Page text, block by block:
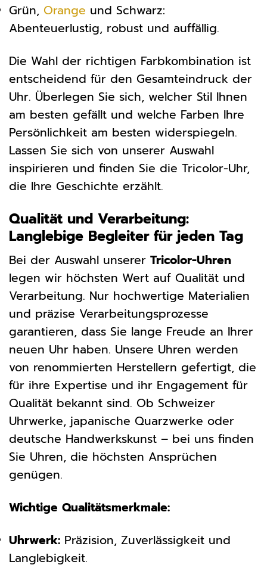
Grün, Orange und Schwarz:
Abenteuerlustig, robust und auffällig.
Die Wahl der richtigen Farbkombination ist
entscheidend für den Gesamteindruck der
Uhr. Überlegen Sie sich, welcher Stil Ihnen
am besten gefällt und welche Farben Ihre
Persönlichkeit am besten widerspiegeln.
Lassen Sie sich von unserer Auswahl
inspirieren und finden Sie die Tricolor-Uhr,
die Ihre Geschichte erzählt.
Qualität und Verarbeitung:
Langlebige Begleiter für jeden Tag
Bei der Auswahl unserer Tricolor-Uhren
legen wir höchsten Wert auf Qualität und
Verarbeitung. Nur hochwertige Materialien
und präzise Verarbeitungsprozesse
garantieren, dass Sie lange Freude an Ihrer
neuen Uhr haben. Unsere Uhren werden
von renommierten Herstellern gefertigt, die
für ihre Expertise und ihr Engagement für
Qualität bekannt sind. Ob Schweizer
Uhrwerke, japanische Quarzwerke oder
deutsche Handwerkskunst – bei uns finden
Sie Uhren, die höchsten Ansprüchen
genügen.
Wichtige Qualitätsmerkmale:
Uhrwerk: Präzision, Zuverlässigkeit und
Langlebigkeit.